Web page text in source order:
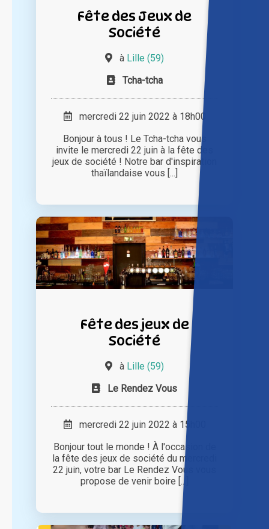
Fête des Jeux de
Société
à Lille (59)
Tcha-tcha
mercredi 22 juin 2022 à 18h00
Bonjour à tous ! Le Tcha-tcha vous
invite le mercredi 22 juin à la fête des
jeux de société ! Notre bar d'inspiration
thaïlandaise vous [...]
Fête des jeux de
Société
à Lille (59)
Le Rendez Vous
mercredi 22 juin 2022 à 15h00
Bonjour tout le monde ! À l'occasion de
la fête des jeux de société du mercredi
22 juin, votre bar Le Rendez Vous vous
propose de venir boire [...]